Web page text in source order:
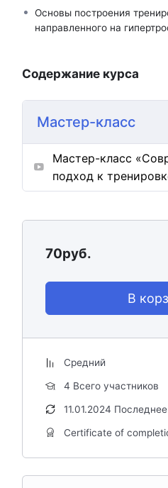
Основы построения
направленного на
Содержание курса
Мастер-класс
Мастер-класс
подход к
70руб.
В
Средний
4 Всего участников
11.01.2024
Certificate of